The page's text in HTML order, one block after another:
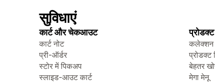
सुविधाएं
कार्ट और चेकआउट
कार्ट नोट
प्री-ऑर्डर
स्टोर में पिकअप
स्लाइड-आउट कार्ट
कलेक्शन
प्रोडक्ट
बेहतर
मेगा मेनू